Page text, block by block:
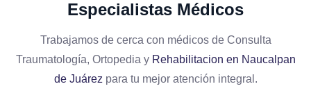
Especialistas Médicos
Trabajamos de cerca con médicos de Consulta
Traumatología, Ortopedia y Rehabilitacion en Naucalpan
de Juárez para tu mejor atención integral.